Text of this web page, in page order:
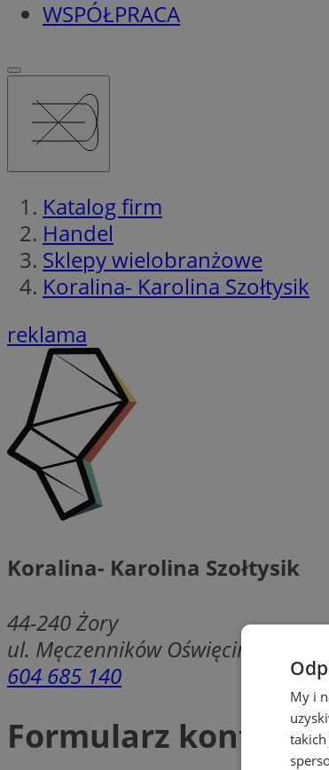
WSPÓŁPRACA
Katalog firm
Handel
Sklepy wielobranżowe
Koralina- Karolina Szołtysik
reklama
Koralina- Karolina Szołtysik
44-240Żory
ul. Męczenników Oświęcimskich 12
604 685 140
Formularz
My i